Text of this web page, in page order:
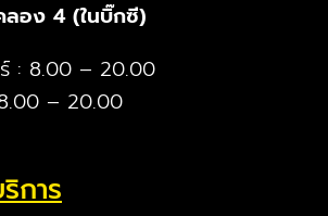
ลอง 4 (ในบิ๊กซี)
ร์ : 8.00 – 20.00
– 20.00
การ